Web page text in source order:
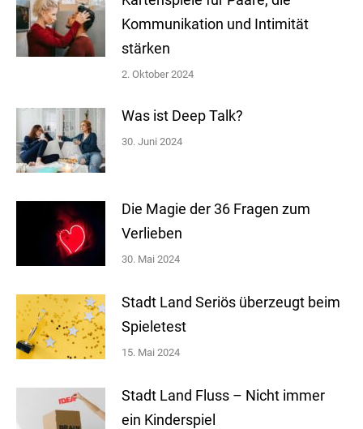
Kommunikation und Intimität
stärken
2. Oktober 2024
Was ist Deep Talk?
30. Juni 2024
Die Magie der 36 Fragen zum
Verlieben
30. Mai 2024
Stadt Land Seriös überzeugt beim
Spieletest
15. Mai 2024
Stadt Land Fluss – Nicht immer
ein Kinderspiel